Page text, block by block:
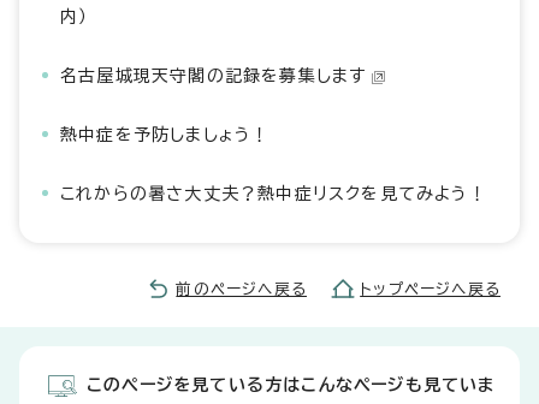
内）
名古屋城現天守閣の記録を募集します
熱中症を予防しましょう！
これからの暑さ大丈夫？熱中症リスクを見てみよう！
前のページへ戻る トップページへ戻る
このページを見ている方はこんなページも見ていま